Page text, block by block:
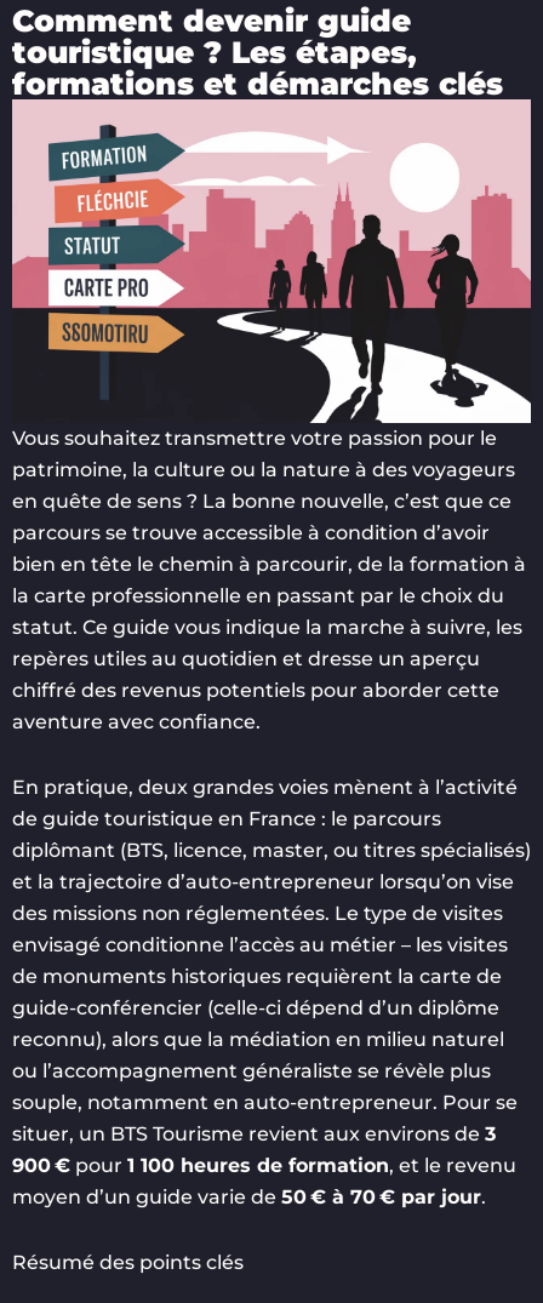
Comment devenir guide
touristique ? Les étapes,
formations et démarches clés
Vous souhaitez transmettre votre passion pour le
patrimoine, la culture ou la nature à des voyageurs
en quête de sens ? La bonne nouvelle, c’est que ce
parcours se trouve accessible à condition d’avoir
bien en tête le chemin à parcourir, de la formation à
la carte professionnelle en passant par le choix du
statut. Ce guide vous indique la marche à suivre, les
repères utiles au quotidien et dresse un aperçu
chiffré des revenus potentiels pour aborder cette
aventure avec confiance.
En pratique, deux grandes voies mènent à l’activité
de guide touristique en France : le parcours
diplômant (BTS, licence, master, ou titres spécialisés)
et la trajectoire d’auto-entrepreneur lorsqu’on vise
des missions non réglementées. Le type de visites
envisagé conditionne l’accès au métier – les visites
de monuments historiques requièrent la carte de
guide-conférencier (celle-ci dépend d’un diplôme
reconnu), alors que la médiation en milieu naturel
ou l’accompagnement généraliste se révèle plus
souple, notamment en auto-entrepreneur. Pour se
situer, un BTS Tourisme revient aux environs de 3
900 € pour 1 100 heures de formation, et le revenu
moyen d’un guide varie de 50 € à 70 € par jour.
Résumé des points clés